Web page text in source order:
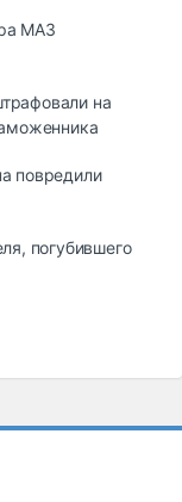
МАЗ
на
повредили
погубившего